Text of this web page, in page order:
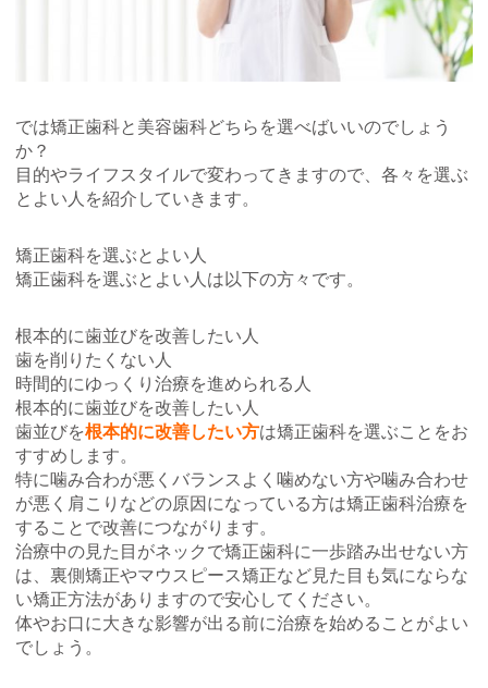
では矯正歯科と美容歯科どちらを選べばいいのでしょう
か？
目的やライフスタイルで変わってきますので、各々を選ぶ
とよい人を紹介していきます。
矯正歯科を選ぶとよい人
矯正歯科を選ぶとよい人は以下の方々です。
根本的に歯並びを改善したい人
歯を削りたくない人
時間的にゆっくり治療を進められる人
根本的に歯並びを改善したい人
歯並びを根本的に改善したい方は矯正歯科を選ぶことをお
すすめします。
特に噛み合わが悪くバランスよく噛めない方や噛み合わせ
が悪く肩こりなどの原因になっている方は矯正歯科治療を
することで改善につながります。
治療中の見た目がネックで矯正歯科に一歩踏み出せない方
は、裏側矯正やマウスピース矯正など見た目も気にならな
い矯正方法がありますので安心してください。
体やお口に大きな影響が出る前に治療を始めることがよい
でしょう。